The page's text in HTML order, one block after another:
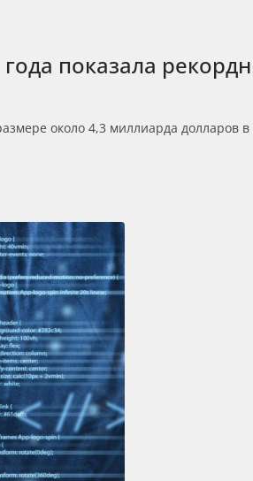
показала
около 4,3 миллиарда долларов